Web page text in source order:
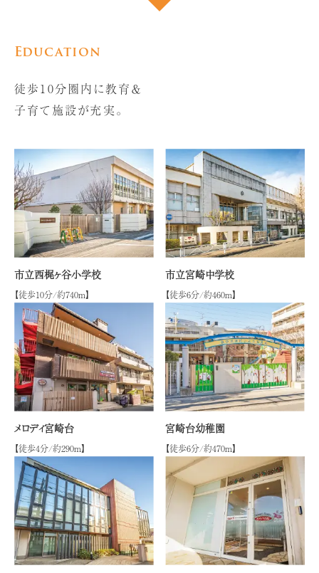
Education
徒歩10分圏内に教育＆
子育て施設が充実。
市立西梶ヶ谷小学校
【徒歩10分/約740ｍ】
市立宮崎中学校
【徒歩6分/約460ｍ】
メロディ宮崎台
【徒歩4分/約290ｍ】
宮崎台幼稚園
【徒歩6分/約470ｍ】